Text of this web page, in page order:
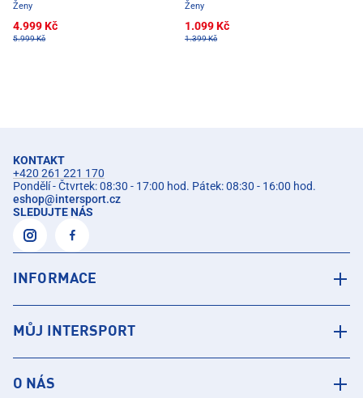
Ženy
4.999 Kč
5.999 Kč
Ženy
1.099 Kč
1.399 Kč
KONTAKT
+420 261 221 170
Pondělí - Čtvrtek: 08:30 - 17:00 hod. Pátek: 08:30 - 16:00 hod.
eshop@intersport.cz
SLEDUJTE NÁS
INFORMACE
MŮJ INTERSPORT
O NÁS